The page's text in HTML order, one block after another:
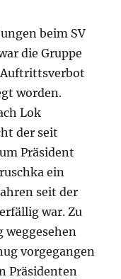
beim SV
die Gruppe
worden.
Lok
der seit
Präsident
ein
seit der
war. Zu
vorgegangen
Präsidenten